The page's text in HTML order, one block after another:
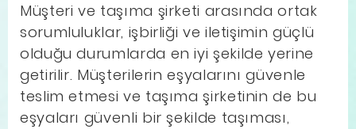
Müşteri ve taşıma şirketi arasında ortak
sorumluluklar, işbirliği ve iletişimin güçlü
olduğu durumlarda en iyi şekilde yerine
getirilir. Müşterilerin eşyalarını güvenle
teslim etmesi ve taşıma şirketinin de bu
eşyaları güvenli bir şekilde taşıması,